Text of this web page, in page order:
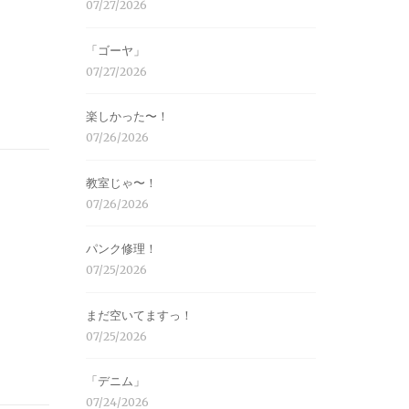
07/27/2026
「ゴーヤ」
07/27/2026
楽しかった〜！
07/26/2026
教室じゃ〜！
07/26/2026
パンク修理！
07/25/2026
まだ空いてますっ！
07/25/2026
「デニム」
07/24/2026